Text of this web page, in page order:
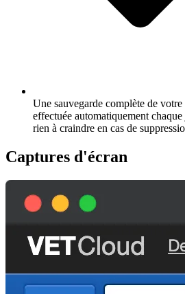
Une sauvegarde complète de votre
effectuée automatiquement
rien à craindre en cas de
Captures d'écran